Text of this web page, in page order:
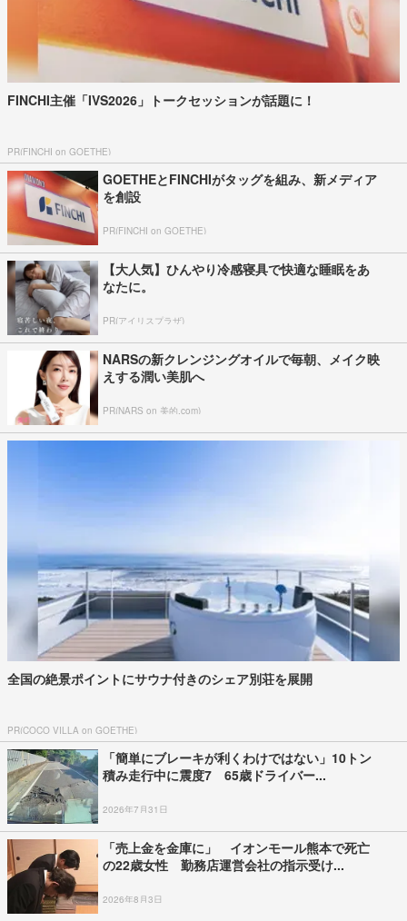
FINCHI主催「IVS2026」トークセッションが話題に！
PR(FINCHI on GOETHE)
GOETHEとFINCHIがタッグを組み、新メディア
を創設
PR(FINCHI on GOETHE)
【大人気】ひんやり冷感寝具で快適な睡眠をあ
なたに。
PR(アイリスプラザ)
NARSの新クレンジングオイルで毎朝、メイク映
えする潤い美肌へ
PR(NARS on 美的.com)
全国の絶景ポイントにサウナ付きのシェア別荘を展開
PR(COCO VILLA on GOETHE)
「簡単にブレーキが利くわけではない」10トン
積み走行中に震度7 65歳ドライバー...
2026年7月31日
「売上金を金庫に」 イオンモール熊本で死亡
の22歳女性 勤務店運営会社の指示受け...
2026年8月3日